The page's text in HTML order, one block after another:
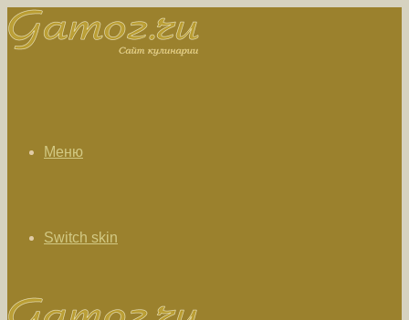
Меню
Switch skin